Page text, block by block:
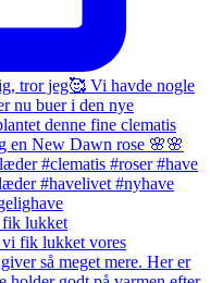
fik lukket